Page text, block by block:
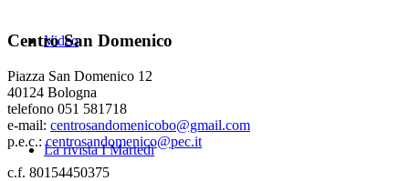
Video
La rivista I Martedì
Centro San Domenico
Piazza San Domenico 12
40124 Bologna
telefono 051 581718
e-mail: centrosandomenicobo@gmail.com
p.e.c.:centrosandomenico@pec.it
c.f. 80154450375